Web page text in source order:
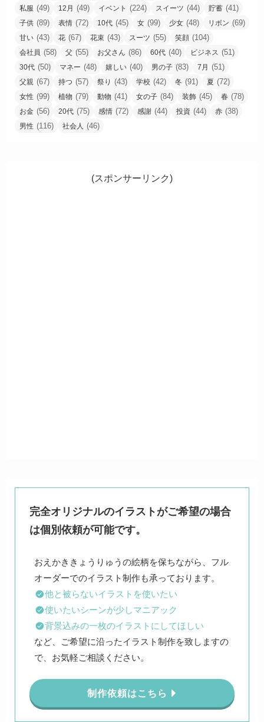
私服 (49) 12月 (49) イベント (224) スイーツ (44) 貯蓄 (41)
子供 (89) 表情 (72) 10代 (45) 女 (99) 少女 (48) リボン (69)
甘い (43) 花 (67) 花束 (43) スーツ (55) 笑顔 (104)
会社員 (58) 父 (55) お父さん (86) 60代 (40) ビジネス (51)
30代 (50) マネー (48) 嬉しい (40) 男の子 (83) 7月 (51)
父親 (67) 持つ (57) 祭り (43) 学校 (42) 冬 (91) 夏 (72)
女性 (99) 植物 (79) 動物 (41) 女の子 (84) 装飾 (45) 春 (78)
お金 (56) 20代 (75) 感情 (72) 感謝 (44) 投資 (44) 赤 (38)
男性 (116) 社会人 (46)
(スポンサーリンク)
完全オリジナルのイラストがご希望の場合
は個別依頼が可能です。
おえかききょうりゅうの絵柄を保ちながら、フル
他と被らないイラストを使いたい
使いたいシーンが少しマニアック
背景込みの一枚のイラストにしてほしい
など、ご希望に沿ったイラスト制作を致しますの
で、お気軽ご相談ください。
制作依頼はこちら